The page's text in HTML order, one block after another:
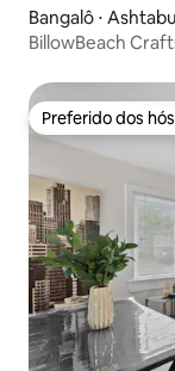
Bangalô ⋅
BillowBeach
Preferido dos
Preferido dos